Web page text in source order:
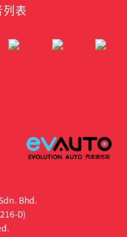
表
Bhd.
D)